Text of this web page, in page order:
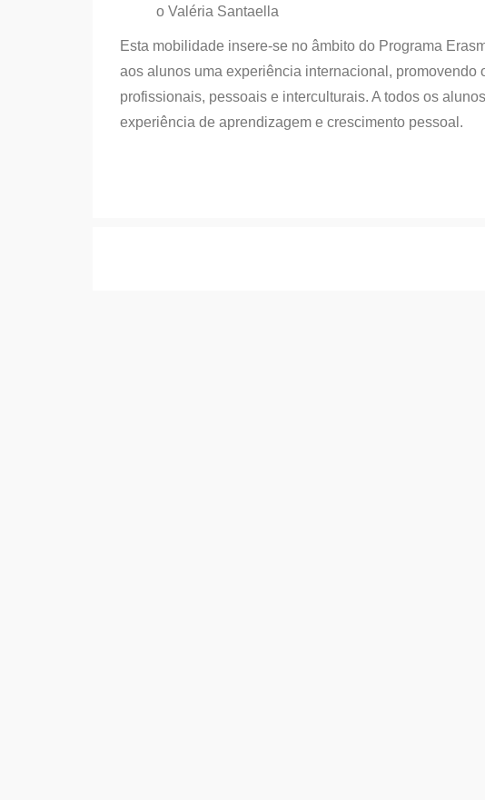
o Valéria Santaella
Esta mobilidade insere-se no âmbito do Programa
aos alunos uma experiência internacional, promovendo
profissionais, pessoais e interculturais. A todos os
experiência de aprendizagem e crescimento pessoal.